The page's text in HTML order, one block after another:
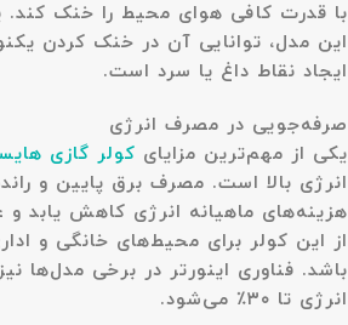
با قدرت کافی هوای محیط را خنک کند.
این مدل، توانایی آن در خنک کردن
ایجاد نقاط داغ یا سرد است.
صرفه‌جویی در مصرف انرژی
یکی از مهم‌ترین مزایای کولر گازی
انرژی بالا است. مصرف برق پایین و
هزینه‌های ماهیانه انرژی کاهش یابد و
از این کولر برای محیط‌های خانگی و
باشد. فناوری اینورتر در برخی
انرژی تا ۳۰٪ می‌شود.